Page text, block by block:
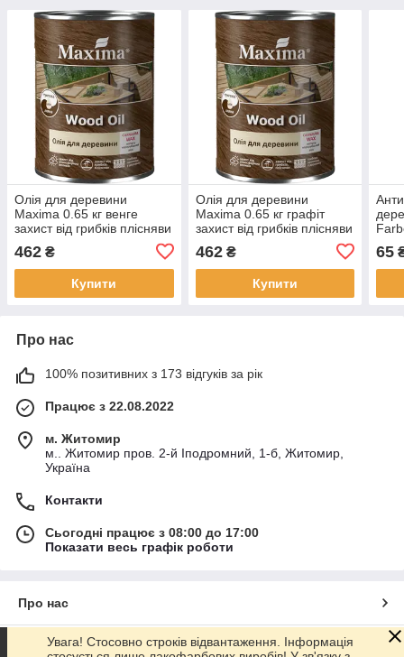
Олія для деревини
Maxima 0.65 кг венге
захист від грибків плісняви
462 ₴
Купити
Олія для деревини
Maxima 0.65 кг графіт
захист від грибків плісняви
462₴
Купити
65
Про нас
100% позитивних з 173 відгуків за рік
Працює з 22.08.2022
м. Житомир
м.. Житомир пров. 2-й Іподромний, 1-б, Житомир,
Україна
Контакти
Сьогодні працює з 08:00 до 17:00
Показати весь графік роботи
Про нас
Контакти
Увага! Стосовно строків відвантаження. Інформація